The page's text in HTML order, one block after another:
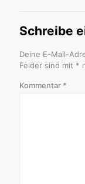
Schreibe
Deine E-Mail-
Felder sind mit *
Kommentar *